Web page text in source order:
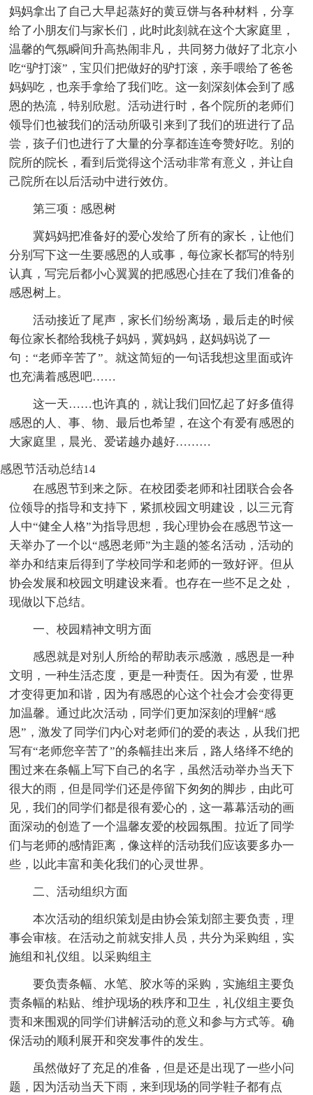
妈妈拿出了自己大早起蒸好的黄豆饼与各种材料，分享
给了小朋友们与家长们，此时此刻就在这个大家庭里，
温馨的气氛瞬间升高热闹非凡， 共同努力做好了北京小
吃“驴打滚”，宝贝们把做好的驴打滚，亲手喂给了爸爸
妈妈吃，也亲手拿给了我们吃。这一刻深刻体会到了感
恩的热流，特别欣慰。活动进行时，各个院所的老师们
领导们也被我们的活动所吸引来到了我们的班进行了品
尝，孩子们也进行了大量的分享都连连夸赞好吃。别的
院所的院长，看到后觉得这个活动非常有意义，并让自
己院所在以后活动中进行效仿。
第三项：感恩树
冀妈妈把准备好的爱心发给了所有的家长，让他们
分别写下这一生要感恩的人或事，每位家长都写的特别
认真，写完后都小心翼翼的把感恩心挂在了我们准备的
感恩树上。
活动接近了尾声，家长们纷纷离场，最后走的时候
每位家长都给我桃子妈妈，冀妈妈，赵妈妈说了一
句：“老师辛苦了”。就这简短的一句话我想这里面或许
也充满着感恩吧……
这一天……也许真的，就让我们回忆起了好多值得
感恩的人、事、物、最后也希望，在这个有爱有感恩的
大家庭里，晨光、爱诺越办越好………
感恩节活动总结14
在感恩节到来之际。在校团委老师和社团联合会各
位领导的指导和支持下，紧抓校园文明建设，以三元育
人中“健全人格”为指导思想，我心理协会在感恩节这一
天举办了一个以“感恩老师”为主题的签名活动，活动的
举办和结束后得到了学校同学和老师的一致好评。但从
协会发展和校园文明建设来看。也存在一些不足之处，
现做以下总结。
一、校园精神文明方面
感恩就是对别人所给的帮助表示感激，感恩是一种
文明，一种生活态度，更是一种责任。因为有爱，世界
才变得更加和谐，因为有感恩的心这个社会才会变得更
加温馨。通过此次活动，同学们更加深刻的理解“感
恩”，激发了同学们内心对老师们的爱的表达，从我们把
写有“老师您辛苦了”的条幅挂出来后，路人络绎不绝的
围过来在条幅上写下自己的名字，虽然活动举办当天下
很大的雨，但是同学们还是停留下匆匆的脚步，由此可
见，我们的同学们都是很有爱心的，这一幕幕活动的画
面深动的创造了一个温馨友爱的校园氛围。拉近了同学
们与老师的感情距离，像这样的活动我们应该要多办一
些，以此丰富和美化我们的心灵世界。
二、活动组织方面
本次活动的组织策划是由协会策划部主要负责，理
事会审核。在活动之前就安排人员，共分为采购组，实
施组和礼仪组。以采购组主
要负责条幅、水笔、胶水等的采购，实施组主要负
责条幅的粘贴、维护现场的秩序和卫生，礼仪组主要负
责和来围观的同学们讲解活动的意义和参与方式等。确
保活动的顺利展开和突发事件的发生。
虽然做好了充足的准备，但是还是出现了一些小问
题，因为活动当天下雨，来到现场的同学鞋子都有点